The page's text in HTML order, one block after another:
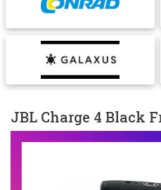
JBL Charge 4 Black